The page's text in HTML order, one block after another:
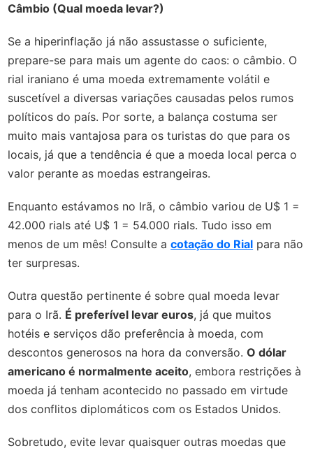
Câmbio (Qual moeda levar?)
Se a hiperinflação já não assustasse o suficiente,
prepare-se para mais um agente do caos: o câmbio. O
rial iraniano é uma moeda extremamente volátil e
suscetível a diversas variações causadas pelos rumos
políticos do país. Por sorte, a balança costuma ser
muito mais vantajosa para os turistas do que para os
locais, já que a tendência é que a moeda local perca o
valor perante as moedas estrangeiras.
Enquanto estávamos no Irã, o câmbio variou de U$ 1 =
42.000 rials até U$ 1 = 54.000 rials. Tudo isso em
menos de um mês! Consulte acotação do Rial para não
ter surpresas.
Outra questão pertinente é sobre qual moeda levar
para o Irã. É preferível levar euros, já que muitos
hotéis e serviços dão preferência à moeda, com
descontos generosos na hora da conversão.O dólar
americano é normalmente aceito, embora restrições à
moeda já tenham acontecido no passado em virtude
dos conflitos diplomáticos com os Estados Unidos.
Sobretudo, evite levar quaisquer outras moedas que